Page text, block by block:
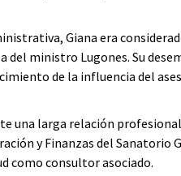
Giana era
del ministro Lugones. Su
de la influencia del
una larga relación
y Finanzas del Sanatorio
como consultor asociado.